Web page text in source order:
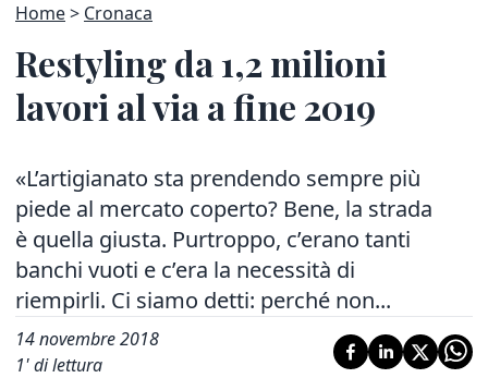
Home Cronaca
Restyling da 1,2 milioni
lavori al via a fine 2019
«L’artigianato sta prendendo sempre più
piede al mercato coperto? Bene, la strada
è quella giusta. Purtroppo, c’erano tanti
banchi vuoti e c’era la necessità di
riempirli. Ci siamo detti: perché non...
14 novembre 2018
1' di lettura